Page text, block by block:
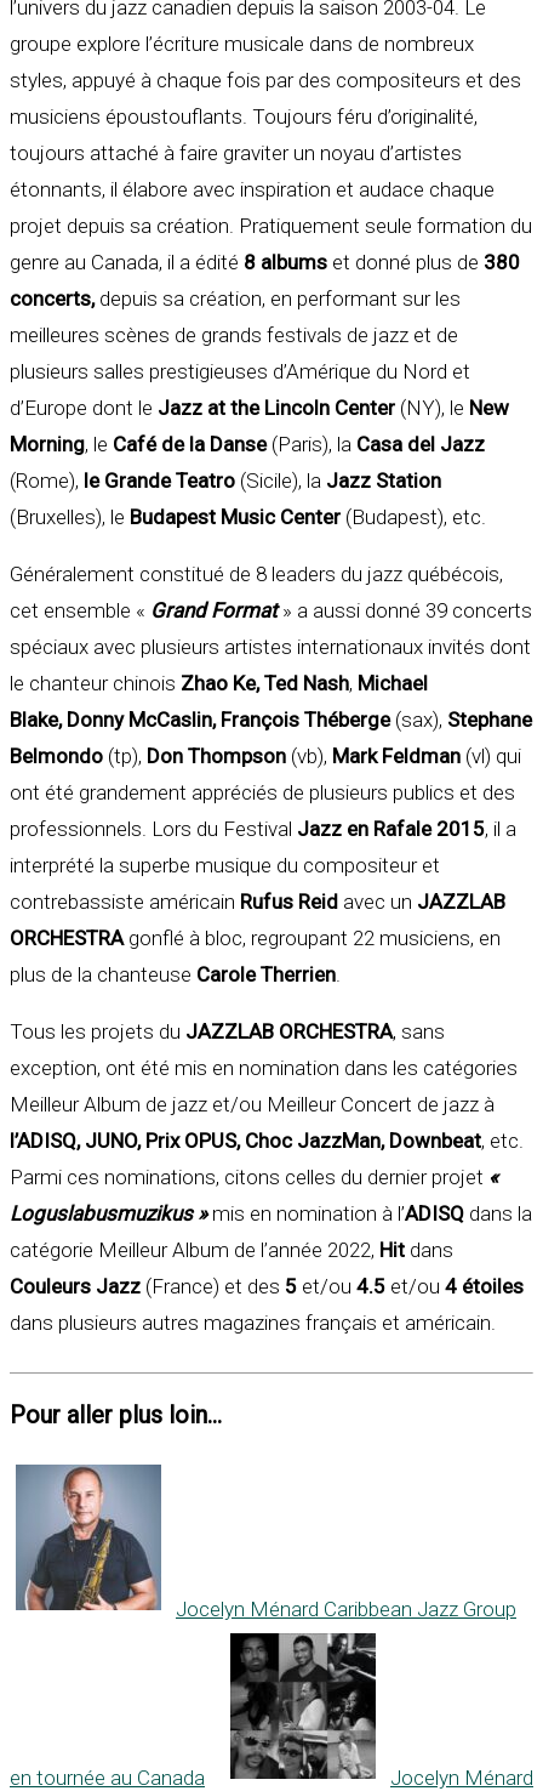
l’univers du jazz canadien depuis la saison 2003-04. Le
groupe explore l’écriture musicale dans de nombreux
styles, appuyé à chaque fois par des compositeurs et des
musiciens époustouflants. Toujours féru d’originalité,
toujours attaché à faire graviter un noyau d’artistes
étonnants, il élabore avec inspiration et audace chaque
projet depuis sa création. Pratiquement seule formation du
genre au Canada, il a édité 8 albums et donné plus de 380
concerts,depuis sa création, en performant sur les
meilleures scènes de grands festivals de jazz et de
plusieurs salles prestigieuses d’Amérique du Nord et
d’Europe dont le Jazz at the Lincoln Center (NY), le New
Morning, le Café de la Danse(Paris), la Casa del Jazz
(Rome), le Grande Teatro (Sicile), la Jazz Station
(Bruxelles), le Budapest Music Center (Budapest), etc.
Généralement constitué de 8 leaders du jazz québécois,
cet ensemble « Grand Format» a aussi donné 39 concerts
spéciaux avec plusieurs artistes internationaux invités dont
le chanteur chinois Zhao Ke, Ted Nash, Michael
Blake, Donny McCaslin, François Théberge(sax), Stephane
Belmondo (tp), Don Thompson (vb), Mark Feldman (vl) qui
ont été grandement appréciés de plusieurs publics et des
professionnels. Lors du Festival Jazz en Rafale 2015, il a
interprété la superbe musique du compositeur et
contrebassiste américain Rufus Reid avec un JAZZLAB
ORCHESTRAgonflé à bloc, regroupant 22 musiciens, en
plus de la chanteuse Carole Therrien.
Tous les projets du JAZZLAB ORCHESTRA, sans
exception, ont été mis en nomination dans les catégories
Meilleur Album de jazz et/ou Meilleur Concert de jazz à
l’ADISQ, JUNO, Prix OPUS, Choc JazzMan, Downbeat, etc.
Parmi ces nominations, citons celles du dernier projet «
Loguslabusmuzikus »mis en nomination à l’ADISQ dans la
catégorie Meilleur Album de l’année 2022, Hit dans
Couleurs Jazz (France) et des 5 et/ou 4.5 et/ou 4 étoiles
dans plusieurs autres magazines français et américain.
Pour aller plus loin...
Jocelyn Ménard Caribbean Jazz Group
en tournée au Canada Jocelyn Ménard